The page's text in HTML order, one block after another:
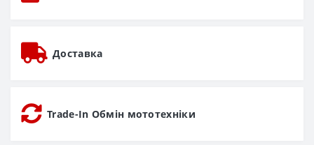
Доставка
Trade-In Обмін мототехніки